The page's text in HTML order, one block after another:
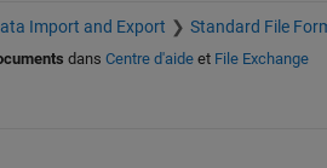
Import and Export Standard File
dans Centre d'aideet File Exchange